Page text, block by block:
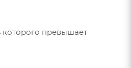
которого превышает